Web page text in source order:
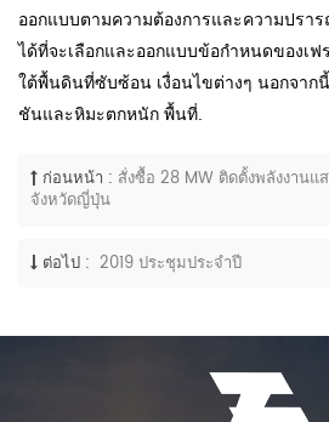
ออกแบบตามความต้องการและความปรา
ได้ที่จะเลือกและออกแบบข้อกำหนดของเฟ
ใต้พื้นดินที่ซับซ้อน เงื่อนไขต่างๆ นอกจาก
ชันและหิมะตกหนัก พื้นที่.
ก่อนหน้า : สั่งซื้อ 28 MW ติดตั้งพลังงานแ
จังหวัดญี่ปุ่น
ต่อไป : 2019 ประชุมประจำปี